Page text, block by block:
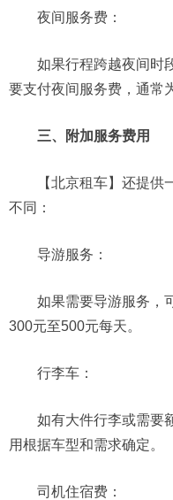
夜间服务费：
如果行程跨越夜间时段
要支付夜间服务费，通常
三、附加服务费用
【北京租车】还提供一
不同：
导游服务：
如果需要导游服务，可
300元至500元每天。
行李车：
如有大件行李或需要额
用根据车型和需求确定。
司机住宿费：